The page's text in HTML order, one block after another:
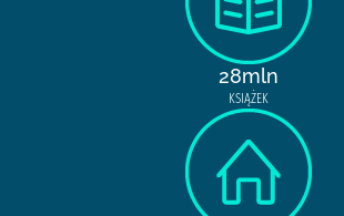
28mln
KSIĄŻEK